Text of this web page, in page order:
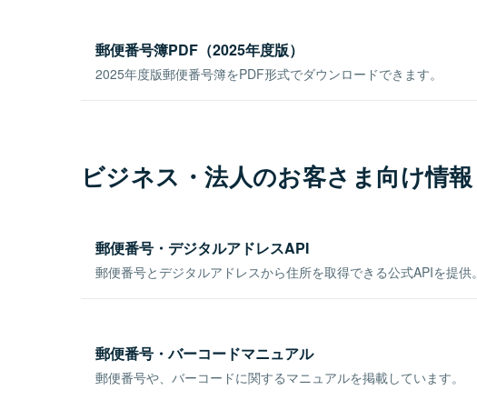
郵便番号簿PDF（2025年度版）
2025年度版郵便番号簿をPDF形式でダウンロードできます。
ビジネス・法人のお客さま向け情報
郵便番号・デジタルアドレスAPI
郵便番号とデジタルアドレスから住所を取得できる公式APIを提供。
郵便番号・バーコードマニュアル
郵便番号や、バーコードに関するマニュアルを掲載しています。